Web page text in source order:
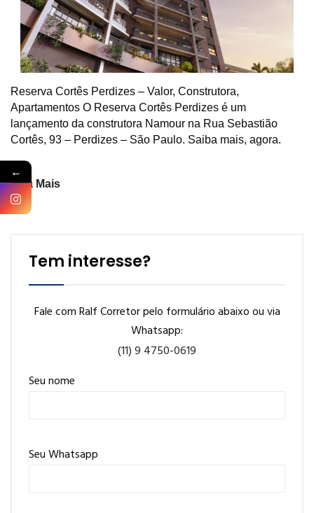
Reserva Cortês Perdizes – Valor, Construtora,
Apartamentos O Reserva Cortês Perdizes é um
lançamento da construtora Namour na Rua Sebastião
Cortês, 93 – Perdizes – São Paulo. Saiba mais, agora.
Veja Mais
Tem interesse?
Fale com Ralf Corretor pelo formulário abaixo ou via
Whatsapp:
(11) 9 4750-0619
Seu nome
Seu Whatsapp
←